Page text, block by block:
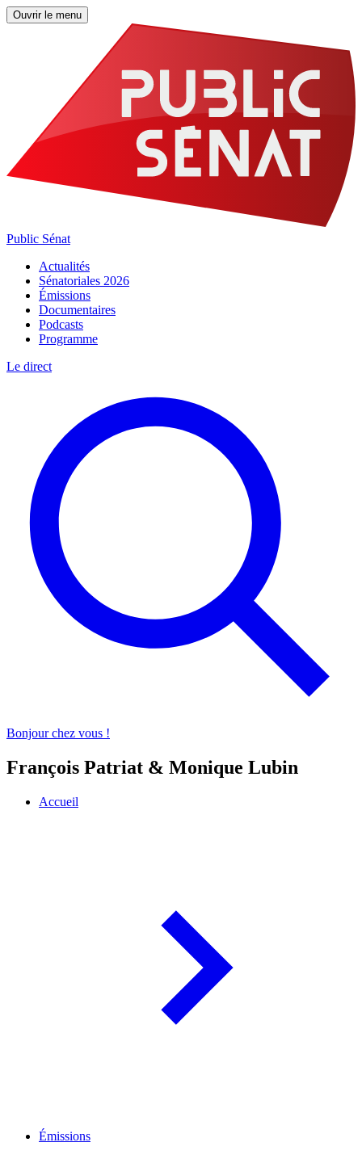
Ouvrir le menu
Public Sénat
Actualités
Sénatoriales 2026
Émissions
Documentaires
Podcasts
Programme
Le direct
Bonjour chez vous !
François Patriat & Monique Lubin
Accueil
Émissions